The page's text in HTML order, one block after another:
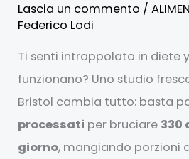
Lascia un commento /
Federico Lodi
Ti senti intrappolato in diete
funzionano? Uno studio
Bristol cambia tutto: basta
processati per bruciare 330
giorno, mangiando porzioni